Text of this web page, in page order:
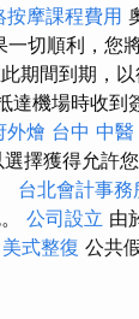
按摩課程費用
一切順利，您
期間到期，
達機場時收到
外燴 台中 中醫
擇獲得允許
台北會計事務
公司設立 由
式整復 公共